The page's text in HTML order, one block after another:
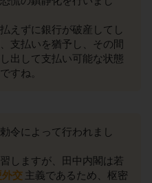
えずに銀行が破産してし
支払いを猶予し、その間
出して支払い可能な状態
すね。
令によって行われまし
しますが、田中内閣は若
交 主義であるため、枢密